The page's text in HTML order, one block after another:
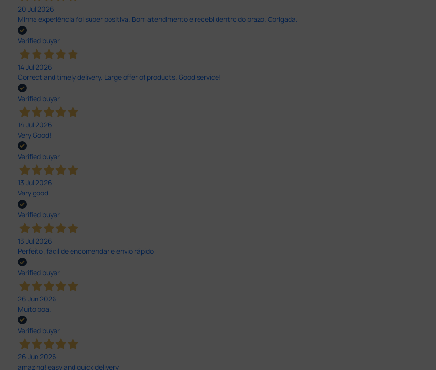
20 Jul 2026
Minha experiência foi super positiva. Bom atendimento e recebi dentro do prazo. Obrigada.
Verified buyer
14 Jul 2026
Correct and timely delivery. Large offer of products. Good service!
Verified buyer
14 Jul 2026
Very Good!
Verified buyer
13 Jul 2026
Very good
Verified buyer
13 Jul 2026
Perfeito ,fácil de encomendar e envio rápido
Verified buyer
26 Jun 2026
Muito boa.
Verified buyer
26 Jun 2026
amazing! easy and quick delivery